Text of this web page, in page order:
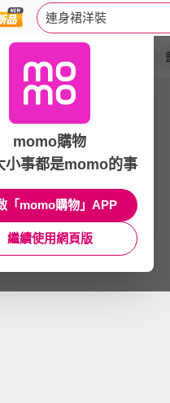
連身裙洋裝
momo購物
小事都是momo的事
「momo購物」APP
繼續使用網頁版